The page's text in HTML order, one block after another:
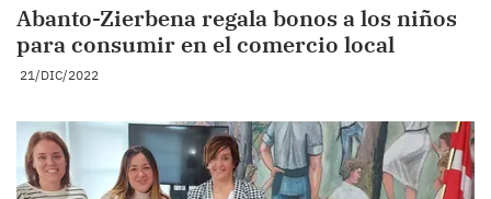
Abanto-Zierbena regala bonos a los niños
para consumir en el comercio local
21/DIC/2022